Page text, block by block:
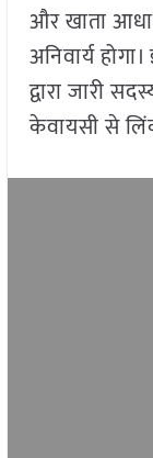
और खाता
अनिवार्य
द्वारा जारी
केवायसी से